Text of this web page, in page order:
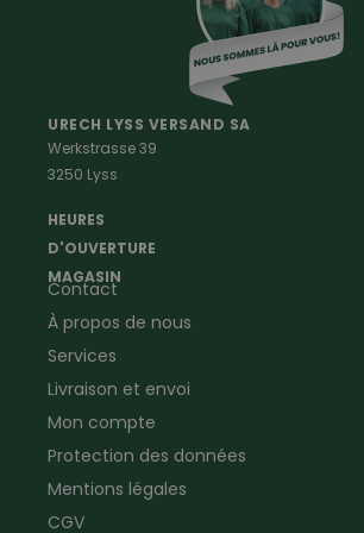
Vetements Outdoor Enfants
Vetements Outdoor Femmes
Vêtements de peintre
Vêtements de menuisier
Vêtements d'ouvrier
Ramoneur
Vêtements de signalisation
Jardinage
Plombier
Electricien
Vêtements d'entreprise
URECH LYSS VERSAND SA
Werkstrasse 39
3250 Lyss
HEURES
D'OUVERTURE
MAGASIN
Contact
À propos de nous
Services
Livraison et envoi
Mon compte
Protection des données
Mentions légales
CGV